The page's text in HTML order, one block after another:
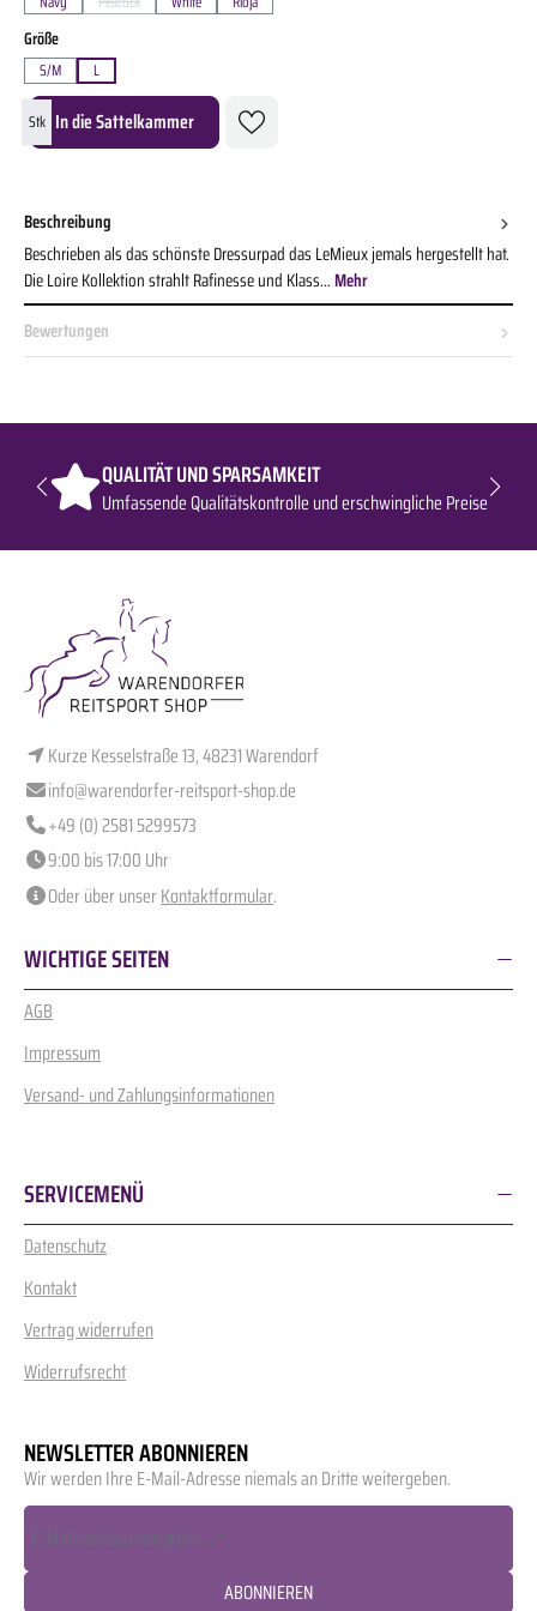
(Diese Option ist zurzeit nicht verfügbar.)
Größeauswählen
S/M L
Produkt Anzahl: Gib den gewünschten Wert ein oder benutze die Schaltflächen um die
Stk In die Sattelkammer
Beschreibung
Beschrieben als das schönste Dressurpad das LeMieux jemals hergestellt hat.
Die Loire Kollektion strahlt Rafinesse und Klass…Mehr
Bewertungen
QUALITÄT UND SPARSAMKEIT
Umfassende Qualitätskontrolle und erschwingliche Preise
Kurze Kesselstraße 13, 48231 Warendorf
info@warendorfer-reitsport-shop.de
+49 (0) 2581 5299573
9:00 bis 17:00 Uhr
Oder über unserKontaktformular.
WICHTIGE SEITEN
AGB
Impressum
Versand- und Zahlungsinformationen
SERVICEMENÜ
Datenschutz
Kontakt
Vertrag widerrufen
Widerrufsrecht
NEWSLETTER ABONNIEREN
Wir werden Ihre E-Mail-Adresse niemals an Dritte weitergeben.
ABONNIEREN